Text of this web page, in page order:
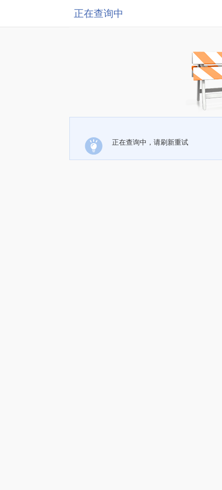
正在查询中
正在查询中，请刷新重试